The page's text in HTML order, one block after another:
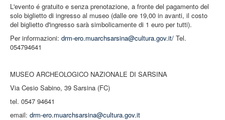
L'evento é gratuito e senza prenotazione, a fronte del pagamento del
solo biglietto di ingresso al museo (dalle ore 19,00 in avanti, il costo
del biglietto d'ingresso sarà simbolicamente di 1 euro per tutti).
Per informazioni: drm-ero.muarchsarsina@cultura.gov.it/ Tel.
054794641
MUSEO ARCHEOLOGICO NAZIONALE DI SARSINA
Via Cesio Sabino, 39 Sarsina (FC)
tel. 0547 94641
email: drm-ero.muarchsarsina@cultura.gov.it